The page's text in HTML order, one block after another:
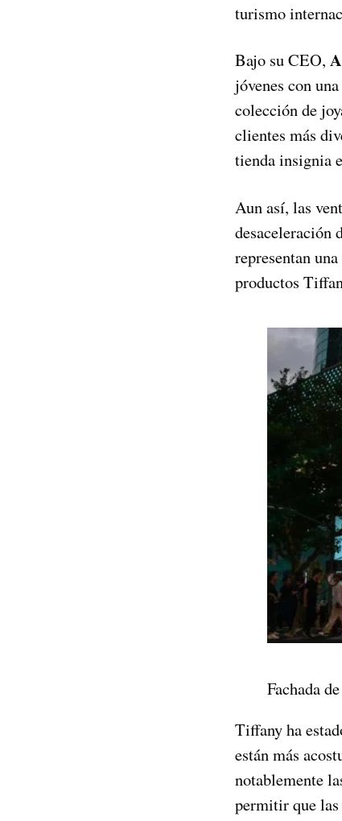
turismo
Bajo su CEO,
jóvenes con
colección de
clientes más
tienda insignia
Aun así, las
desaceleración
representan
productos
Fachada
Tiffany ha
están más
notablemente
permitir que las